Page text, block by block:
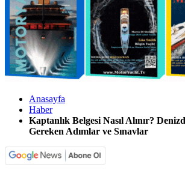
Anasayfa
Haber
Kaptanlık Belgesi Nasıl Alınır?
Gereken Adımlar ve Sınavlar